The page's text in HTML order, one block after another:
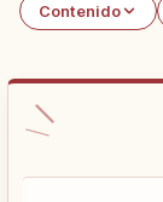
Contenido